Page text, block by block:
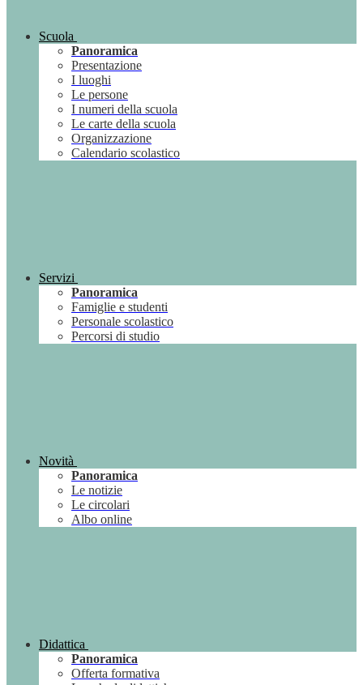
Scuola
Panoramica
Presentazione
I luoghi
Le persone
I numeri della scuola
Le carte della scuola
Organizzazione
Calendario scolastico
Servizi
Panoramica
Famiglie e studenti
Personale scolastico
Percorsi di studio
Novità
Panoramica
Le notizie
Le circolari
Albo online
Didattica
Panoramica
Offerta formativa